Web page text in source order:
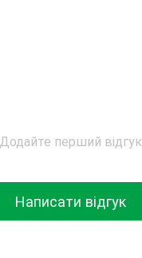
Додайте перший відгук
Написати відгук